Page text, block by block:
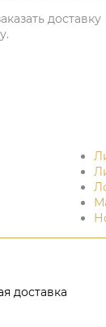
доставка